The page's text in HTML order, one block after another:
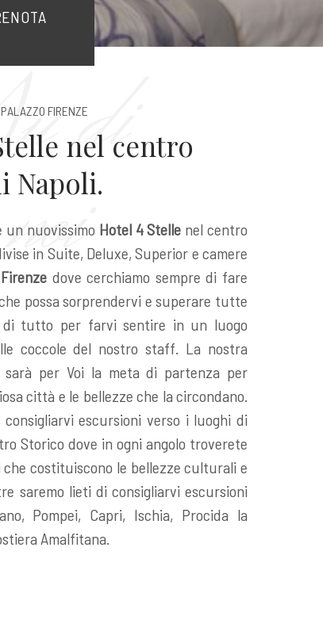
PALAZZO FIRENZE
nel centro
Napoli.
un nuovissimo Hotel 4 Stelle nel centro
in Suite, Deluxe, Superior e camere
dove cerchiamo sempre di fare
possa sorprendervi e superare tutte
di tutto per farvi sentire in un luogo
coccole del nostro staff. La nostra
per Voi la meta di partenza per
città e le bellezze che la circondano.
escursioni verso i luoghi di
Storico dove in ogni angolo troverete
costituiscono le bellezze culturali e
saremo lieti di consigliarvi escursioni
Pompei, Capri, Ischia, Procida la
Amalfitana.
di
noi